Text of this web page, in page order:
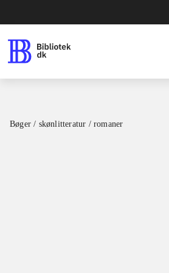
Bøger / skønlitteratur / romaner